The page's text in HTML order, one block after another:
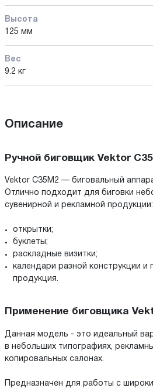
Высота
125 мм
Вес
9.2 кг
Описание
Ручной биговщик Vektor
Vektor C35M2 — биговальный
Отлично подходит для биговки
сувенирной и рекламной продукции:
открытки;
буклеты;
раскладные визитки;
календари разной конструкции и
продукция.
Применение биговщика
Данная модель - это идеальный
в небольших типографиях,
копировальных салонах.
Предназначен для работы с